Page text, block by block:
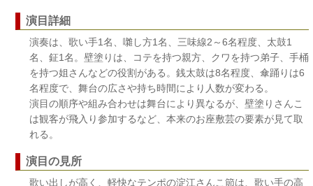
演目詳細
演奏は、歌い手1名、囃し方1名、三味線2～6名程度、太鼓1
名、鉦1名。壁塗りは、コテを持つ親方、クワを持つ弟子、手桶
を持つ姐さんなどの役割がある。銭太鼓は8名程度、傘踊りは6
名程度で、舞台の広さや持ち時間により人数が変わる。
演目の順序や組み合わせは舞台により異なるが、壁塗りさんこ
は観客が飛入り参加するなど、本来のお座敷芸の要素が見て取
れる。
演目の見所
歌い出しが高く、軽快なテンポの淀江さんこ節は、歌い手の高